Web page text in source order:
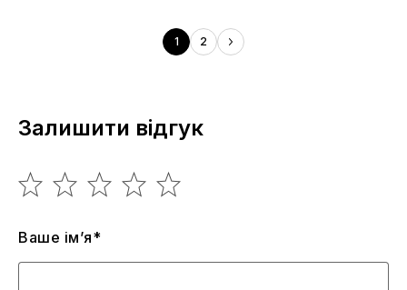
1 2
Залишити відгук
Ваше ім’я*